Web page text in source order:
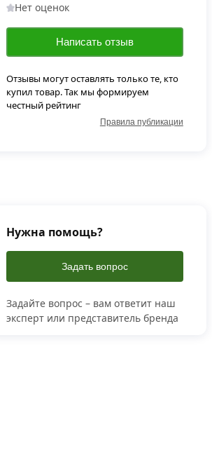
Нет оценок
Написать отзыв
Отзывы могут оставлять только те, кто
купил товар. Так мы формируем
честный рейтинг
Правила публикации
Нужна помощь?
Задать вопрос
Задайте вопрос – вам ответит наш
эксперт или представитель бренда